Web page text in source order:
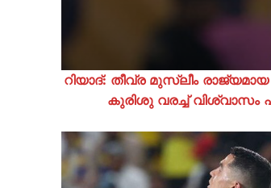
റിയാദ്: തീവ്ര മുസ്ലീം
കുരിശു വരച്ച് വിശ്വാസം